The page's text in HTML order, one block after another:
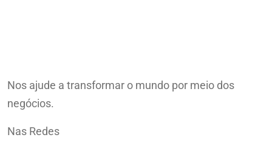
Nos ajude a transformar o mundo por meio dos
negócios.
Nas Redes